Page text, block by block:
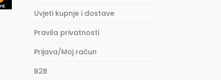
Uvjeti kupnje i dostave
Pravila privatnosti
Prijava/Moj račun
B2B